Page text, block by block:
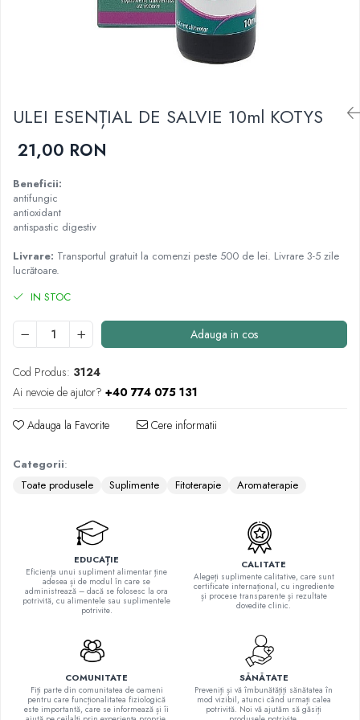
Cartilaj și Colagen
Fitoterapie
Aromaterapie
Gemoterapie
Plante medicinale
Tincturi
Minerale și Oligoelemente
Argilă
Calciu
Electroliți
Magneziu
Multiminerale
Quinton
Seleniu
Siliciu
Proteine și aminoacizi
Arginina
Glutation
Lizina
Metionina
Vitalitate și sport
ULEI ESENȚIAL DE SALVIE 10ml KOTYS
21,00 RON
Beneficii:
antifungic
antioxidant
antispastic digestiv
Livrare: Transportul gratuit la comenzi peste 500 de lei. Livrare 3-5 zile
lucrătoare.
IN STOC
Adauga in cos
Cod Produs: 3124
Ai nevoie de ajutor? +40 774 075 131
Adauga la Favorite Cere informatii
Categorii:
Toate produsele
Suplimente Fitoterapie Aromaterapie
EDUCAȚIE
Eficiența unui supliment alimentar ține
adesea și de modul în care se
administrează – dacă se folosesc la ora
potrivită, cu alimentele sau suplimentele
potrivite.
CALITATE
Alegeți suplimente calitative, care sunt
certificate internațional, cu ingrediente
și procese transparente și rezultate
dovedite clinic.
COMUNITATE
Fiți parte din comunitatea de oameni
pentru care funcționalitatea fiziologică
este importantă, care se informează și îi
SĂNĂTATE
Preveniți și vă îmbunătățiți sănătatea în
mod vizibil, atunci când urmați calea
potrivită. Noi vă ajutăm să găsiți